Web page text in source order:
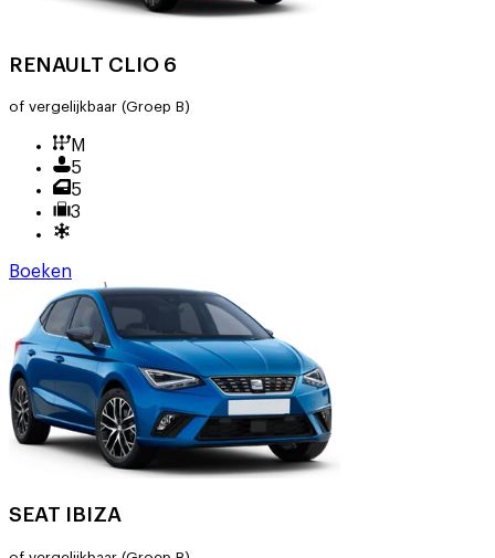
RENAULT CLIO 6
of vergelijkbaar (Groep B)
M
5
5
3
Boeken
SEAT IBIZA